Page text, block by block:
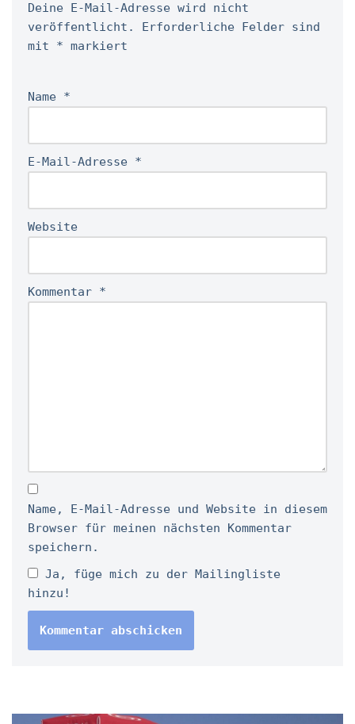
Deine E-Mail-Adresse wird nicht
veröffentlicht.
Erforderliche Felder sind
mit * markiert
Name *
E-Mail-Adresse *
Website
Kommentar *
Name, E-Mail-Adresse und Website in diesem
Browser für meinen nächsten Kommentar
speichern.
Ja, füge mich zu der Mailingliste
hinzu!